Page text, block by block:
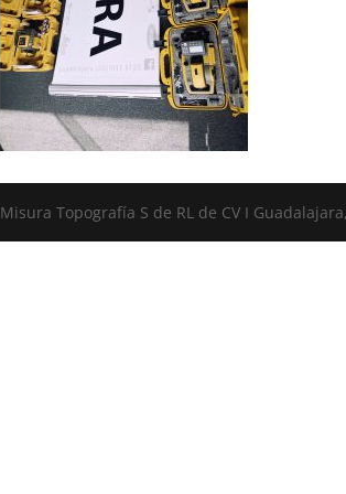
Misura Topografía S de RL de CV I